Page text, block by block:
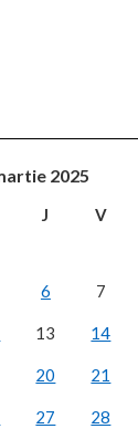
2025
J V
6 7
13 14
20 21
27 28